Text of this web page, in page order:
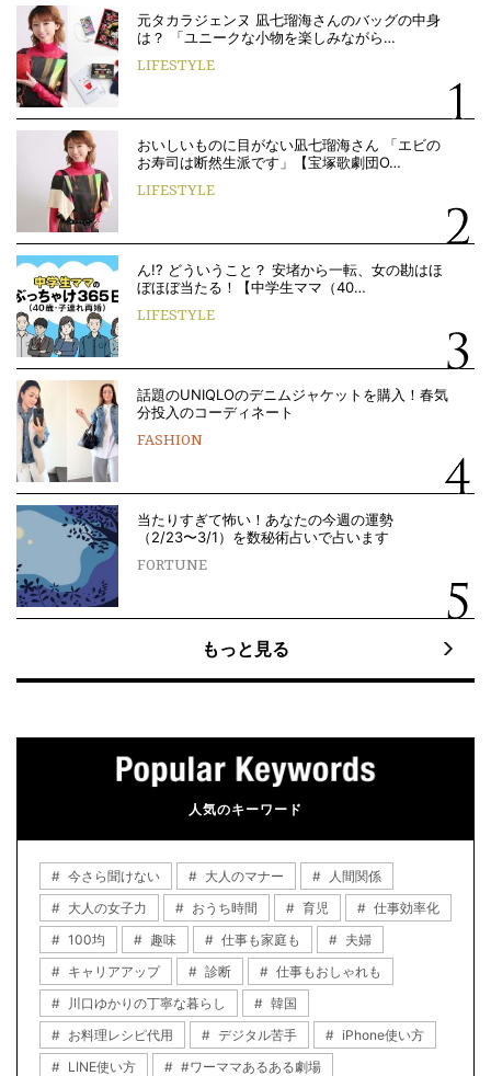
元タカラジェンヌ 凪七瑠海さんのバッグの中身
は？ 「ユニークな小物を楽しみながら…
LIFESTYLE
おいしいものに目がない凪七瑠海さん 「エビの
お寿司は断然生派です」【宝塚歌劇団O…
LIFESTYLE
ん!? どういうこと？ 安堵から一転、女の勘はほ
ぼほぼ当たる！【中学生ママ（40…
LIFESTYLE
話題のUNIQLOのデニムジャケットを購入！春気
分投入のコーディネート
FASHION
当たりすぎて怖い！あなたの今週の運勢
（2/23〜3/1）を数秘術占いで占います
FORTUNE
もっと見る
人気のキーワード
今さら聞けない 大人のマナー
人間関係
大人の女子力
おうち時間 育児
仕事効率化
100均
趣味 仕事も家庭も
夫婦
キャリアアップ
診断
仕事もおしゃれも
川口ゆかりの丁寧な暮らし
韓国
お料理レシピ代用
デジタル苦手
iPhone使い方
LINE使い方
#ワーママあるある劇場